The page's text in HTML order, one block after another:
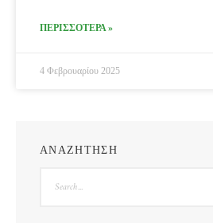
ΠΕΡΙΣΣΟΤΕΡΑ »
4 Φεβρουαρίου 2025
ΑΝΑΖΗΤΗΣΗ